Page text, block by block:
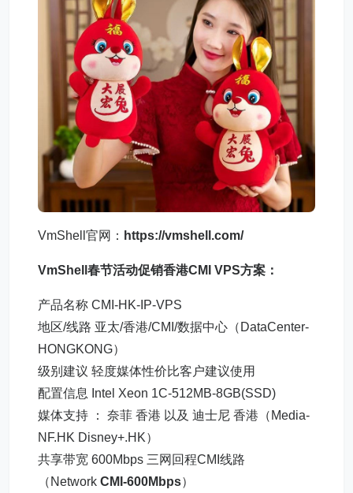
VmShell官网： https://vmshell.com/
VmShell春节活动促销香港CMI VPS方案：
产品名称 CMI-HK-IP-VPS
地区/线路 亚太/香港/CMI/数据中心（DataCenter-
HONGKONG）
级别建议 轻度媒体性价比客户建议使用
配置信息 Intel Xeon 1C-512MB-8GB(SSD)
媒体支持 ： 奈菲 香港 以及 迪士尼 香港（Media-
NF.HK Disney+.HK）
共享带宽 600Mbps 三网回程CMI线路
（Network CMI-600Mbps）